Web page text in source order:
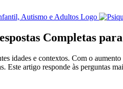
Completas
idades e contextos. Com o
artigo responde às perguntas